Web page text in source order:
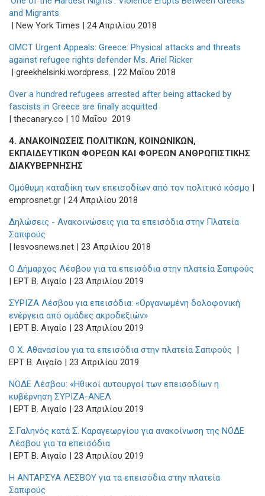
and Migrants
| New York Times | 24 Aπριλίου 2018
OMCT Urgent Appeals: Greece: Physical attacks and threats
against refugee rights defender Ms. Ariel Ricker
| greekhelsinki.wordpress. | 22 Mαΐου 2018
Over a hundred refugees arrested after being attacked by
fascists in Greece are finally acquitted
| thecanary.co | 10 Μαΐου 2019
4. ΑΝΑΚΟΙΝΩΣΕΙΣ ΠΟΛΙΤΙΚΩΝ, ΚΟΙΝΩΝΙΚΩΝ,
ΕΚΠΑΙΔΕΥΤΙΚΩΝ ΦΟΡΕΩΝ ΚΑΙ ΦΟΡΕΩΝ ΑΝΘΡΩΠΙΣΤΙΚΗΣ
ΔΙΑΚΥΒΕΡΝΗΣΗΣ
Ομόθυμη καταδίκη των επεισοδίων από τον πολιτικό κόσμο |
emprosnet.gr | 24 Απριλίου 2018
Δηλώσεις - Ανακοινώσεις για τα επεισόδια στην Πλατεία
Σαπφούς
| lesvosnews.net | 23 Απριλίου 2018
Ο Δήμαρχος Λέσβου για τα επεισόδια στην πλατεία Σαπφούς
| ΕΡΤ Β. Αιγαίο | 23 Απριλίου 2019
ΣΥΡΙΖΑ Λέσβου για επεισόδια: «Οργανωμένη δολοφονική
ενέργεια από ομάδες ακροδεξιών»
| ΕΡΤ Β. Αιγαίο | 23 Απριλίου 2019
Ο Χ. Αθανασίου για τα επεισόδια στην πλατεία Σαπφούς |
ΕΡΤ Β. Αιγαίο | 23 Απριλίου 2019
ΝΟΔΕ Λέσβου: «Ηθικοί αυτουργοί των επεισοδίων η
κυβέρνηση ΣΥΡΙΖΑ-ΑΝΕΛ
| ΕΡΤ Β. Αιγαίο | 23 Απριλίου 2019
Σ.Γαληνός κατά Σ. Καραγεωργίου για ανακοίνωση της ΝΟΔΕ
Λέσβου για τα επεισόδια
| ΕΡΤ Β. Αιγαίο | 23 Απριλίου 2019
Η ΑΝΤΑΡΣΥΑ ΛΕΣΒΟΥ για τα επεισόδια στην πλατεία
Σαπφούς